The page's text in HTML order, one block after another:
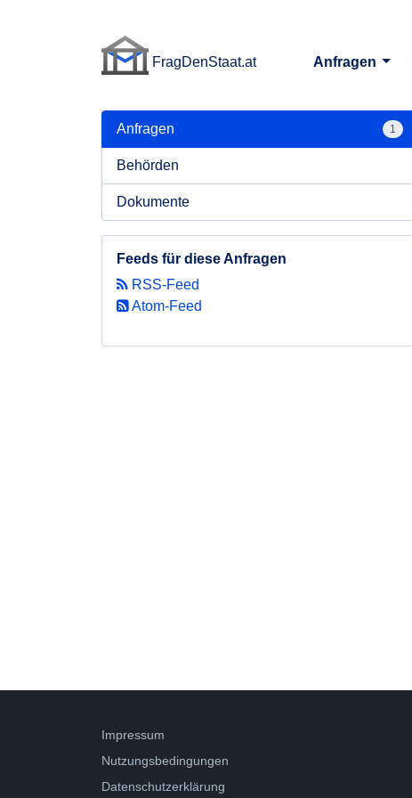
FragDenStaat.at
Anfragen
Anfragen 1
Behörden
Dokumente
Feeds für diese Anfragen
RSS-Feed
Atom-Feed
Impressum
Nutzungsbedingungen
Datenschutzerklärung